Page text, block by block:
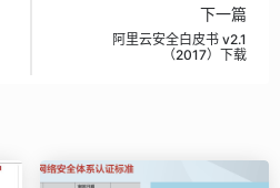
下一篇
阿里云安全白皮书 v2.1
（2017）下载